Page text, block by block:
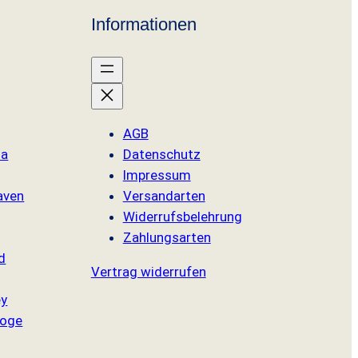
Informationen
AGB
Datenschutz
Impressum
Versandarten
Widerrufsbelehrung
Zahlungsarten
Vertrag widerrufen